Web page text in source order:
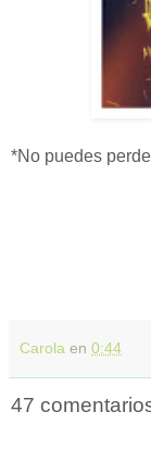
*No puedes
Carola en 0:44
47